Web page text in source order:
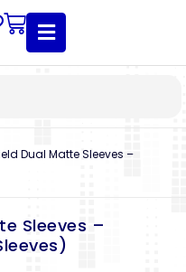
Dual Matte Sleeves –
Sleeves –